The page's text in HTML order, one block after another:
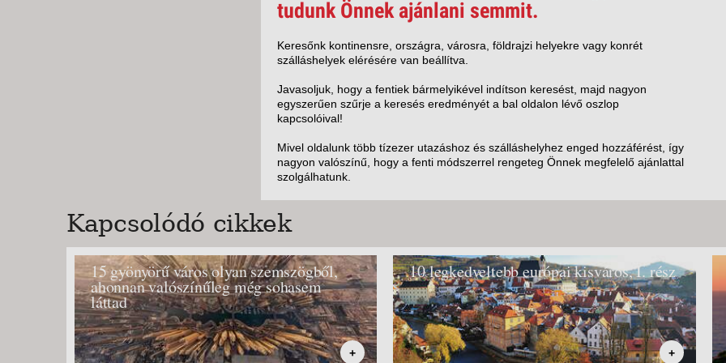
KÖZVETLEN
TENGERPARTI
SZÁLLODÁK
CSÚSZDÁVAL
BUDAVÁR TOURS
tudunk Önnek ajánlani semmit.
Keresőnk kontinensre, országra, városra, földrajzi helyekre vagy konrét
szálláshelyek elérésére van beállítva.
Javasoljuk, hogy a fentiek bármelyikével indítson keresést, majd nagyon
egyszerűen szűrje a keresés eredményét a bal oldalon lévő oszlop
kapcsolóival!
Mivel oldalunk több tízezer utazáshoz és szálláshelyhez enged hozzáférést, így
nagyon valószínű, hogy a fenti módszerrel rengeteg Önnek megfelelő ajánlattal
szolgálhatunk.
Kapcsolódó cikkek
15 gyönyörű város olyan szemszögből,
ahonnan valószínűleg még sohasem
láttad
+
10 legkedveltebb európai kisváros, I. rész
+